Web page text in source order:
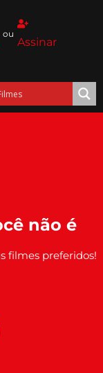
ou
Assinar
não é
filmes preferidos!